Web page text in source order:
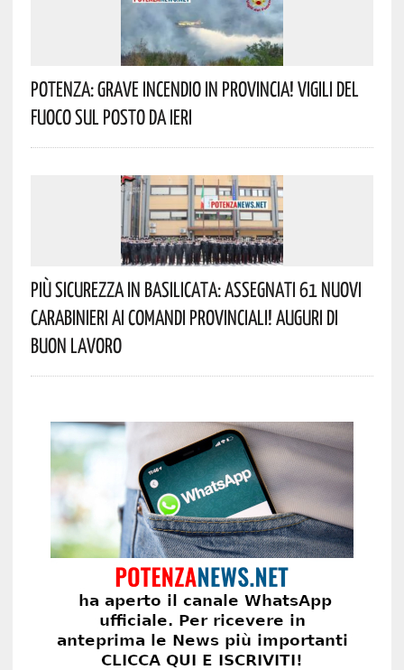
Potenza: Grave Incendio In Provincia! Vigili Del
Fuoco Sul Posto Da Ieri
Più Sicurezza In Basilicata: Assegnati 61 Nuovi
Carabinieri Ai Comandi Provinciali! Auguri Di
Buon Lavoro